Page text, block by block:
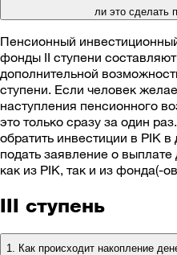
ли это сделать
Пенсионный
фонды II ступени
дополнительной
ступени. Если человек
наступления пенсионного
это только сразу за один
обратить инвестиции в PIK
подать заявление о
как из PIK, так и из фонда(-
III ступень
1. Как происходит накопление